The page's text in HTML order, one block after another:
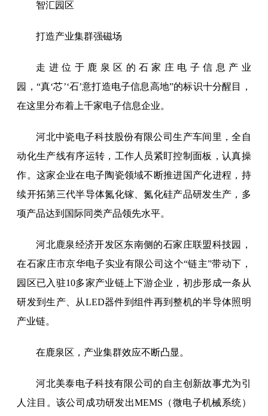
智汇园区
打造产业集群强磁场
走进位于鹿泉区的石家庄电子信息产业
园，“真‘芯’‘石’意打造电子信息高地”的标识十分醒目，
在这里分布着上千家电子信息企业。
河北中瓷电子科技股份有限公司生产车间里，全自
动化生产线有序运转，工作人员紧盯控制面板，认真操
作。这家企业在电子陶瓷领域不断推进国产化进程，持
续开拓第三代半导体氮化镓、氮化硅产品研发生产，多
项产品达到国际同类产品领先水平。
河北鹿泉经济开发区东南侧的石家庄联盟科技园，
在石家庄市京华电子实业有限公司这个“链主”带动下，
园区已入驻10多家产业链上下游企业，初步形成一条从
研发到生产、从LED器件到组件再到整机的半导体照明
产业链。
在鹿泉区，产业集群效应不断凸显。
河北美泰电子科技有限公司的自主创新故事尤为引
人注目。该公司成功研发出MEMS（微电子机械系统）